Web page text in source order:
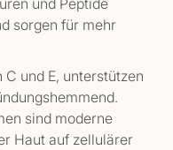
sorgen für mehr
und E, unterstützen
sind moderne
Haut auf zellulärer